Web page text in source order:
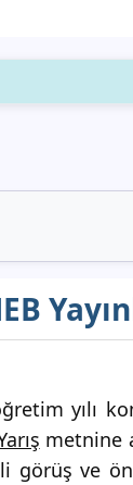
yılı
metnine
görüş ve